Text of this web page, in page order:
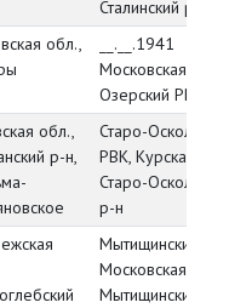
Сталинский р-н
обл.,
__.__.1941
Московская обл.,
Озерский РВК
обл.,
р-н,
Старо-
РВК, Курская
Старо-
р-н
Мытищинский
Московская обл.,
Мытищинский р-н